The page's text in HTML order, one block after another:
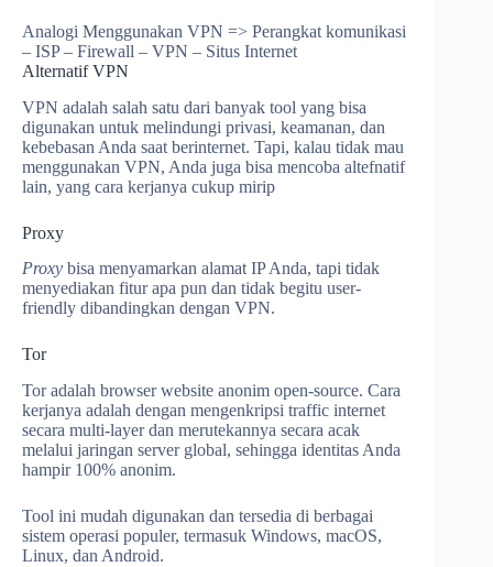
Analogi Menggunakan VPN => Perangkat komunikasi
– ISP – Firewall – VPN – Situs Internet
Alternatif VPN
VPN adalah salah satu dari banyak tool yang bisa
digunakan untuk melindungi privasi, keamanan, dan
kebebasan Anda saat berinternet. Tapi, kalau tidak mau
menggunakan VPN, Anda juga bisa mencoba altefnatif
lain, yang cara kerjanya cukup mirip
Proxy
Proxy bisa menyamarkan alamat IP Anda, tapi tidak
menyediakan fitur apa pun dan tidak begitu user-
friendly dibandingkan dengan VPN.
Tor
Tor adalah browser website anonim open-source. Cara
kerjanya adalah dengan mengenkripsi traffic internet
secara multi-layer dan merutekannya secara acak
melalui jaringan server global, sehingga identitas Anda
hampir 100% anonim.
Tool ini mudah digunakan dan tersedia di berbagai
sistem operasi populer, termasuk Windows, macOS,
Linux, dan Android.